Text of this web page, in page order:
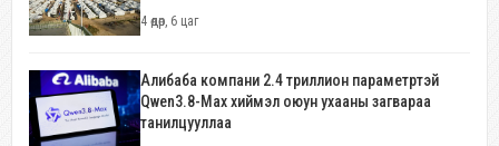
4 өдөр, 6 цаг
Алибаба компани 2.4 триллион параметртэй
Qwen3.8-Max хиймэл оюун ухааны загвараа
танилцууллаа